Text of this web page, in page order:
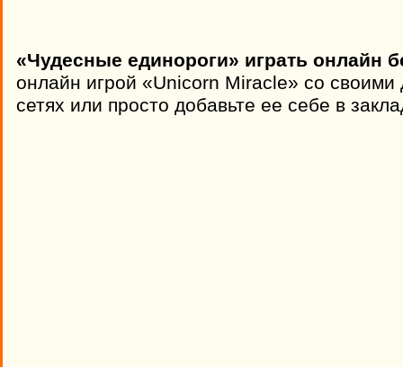
«Чудесные единороги» играть онлайн
онлайн игрой «Unicorn Miracle» со
сетях или просто добавьте ее себе в